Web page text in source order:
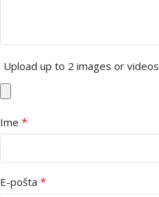
Upload up to 2 images or videos
Ime *
E-pošta *